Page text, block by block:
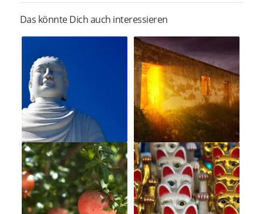
Das könnte Dich auch interessieren